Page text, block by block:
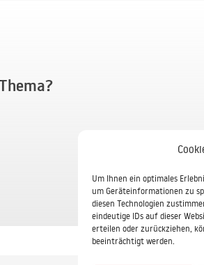
Um Ihnen ein optimales
um Geräteinformationen zu
diesen Technologien
eindeutige IDs auf dieser
erteilen oder zurückziehen,
beeinträchtigt werden.